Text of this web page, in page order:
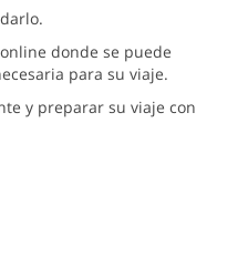
donde se puede
para su viaje.
y preparar su viaje con